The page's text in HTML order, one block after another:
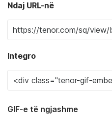
Ndaj URL-në
Integro
GIF-e të ngjashme